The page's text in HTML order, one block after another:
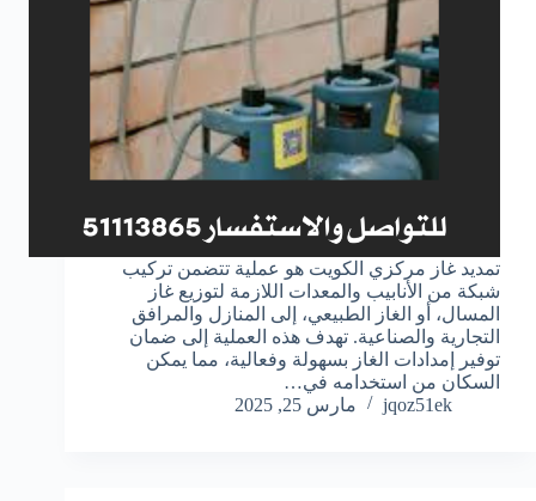
تمديد غاز مركزي الكويت هو عملية تتضمن تركيب
شبكة من الأنابيب والمعدات اللازمة لتوزيع غاز
المسال، أو الغاز الطبيعي، إلى المنازل والمرافق
التجارية والصناعية. تهدف هذه العملية إلى ضمان
توفير إمدادات الغاز بسهولة وفعالية، مما يمكن
السكان من استخدامه في…
jqoz51ek
مارس 25, 2025